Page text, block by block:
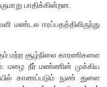
சாய்த்து விடுகிறது.
கொடி மரங்களின்